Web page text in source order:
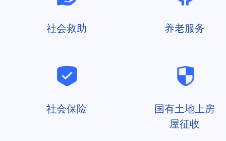
社会救助 养老服务
社会保险
国有土地上房
屋征收